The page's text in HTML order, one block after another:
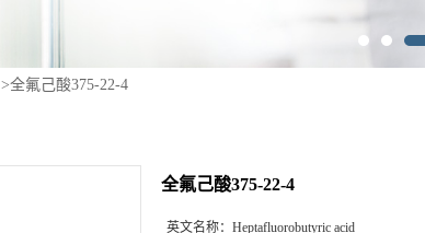
>全氟己酸375-22-4
全氟己酸375-22-4
英文名称： Heptafluorobutyric acid